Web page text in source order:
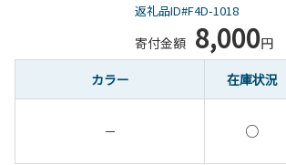
返礼品ID#F4D-1018
寄付金額 8,000円
カラー
在庫状況
－ ○